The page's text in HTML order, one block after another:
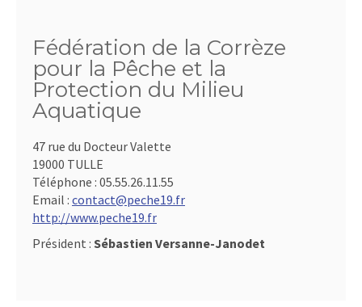
Fédération de la Corrèze
pour la Pêche et la
Protection du Milieu
Aquatique
47 rue du Docteur Valette
19000 TULLE
Téléphone : 05.55.26.11.55
Email : contact@peche19.fr
http://www.peche19.fr
Président : Sébastien Versanne-Janodet